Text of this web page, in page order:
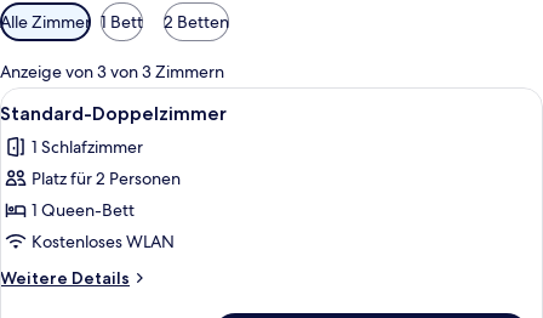
Verfügbare
Filter
für
Zimmer
Alle Zimmer 1 Bett 2 Betten
Anzeige von 3 von 3 Zimmern
Alle
Fotos
für
Standard-
Doppelzimmer
anzeigen
Standard-Doppelzimmer |
5
Standard-Doppelzimmer
1 Schlafzimmer
Platz für 2 Personen
1 Queen-Bett
Kostenloses WLAN
Weitere Details
Weitere